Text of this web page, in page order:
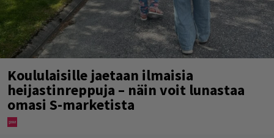
Koululaisille jaetaan ilmaisia
heijastinreppuja – näin voit lunastaa
omasi S-marketista